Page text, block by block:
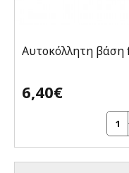
Αυτοκόλλητη βάση
6,40€